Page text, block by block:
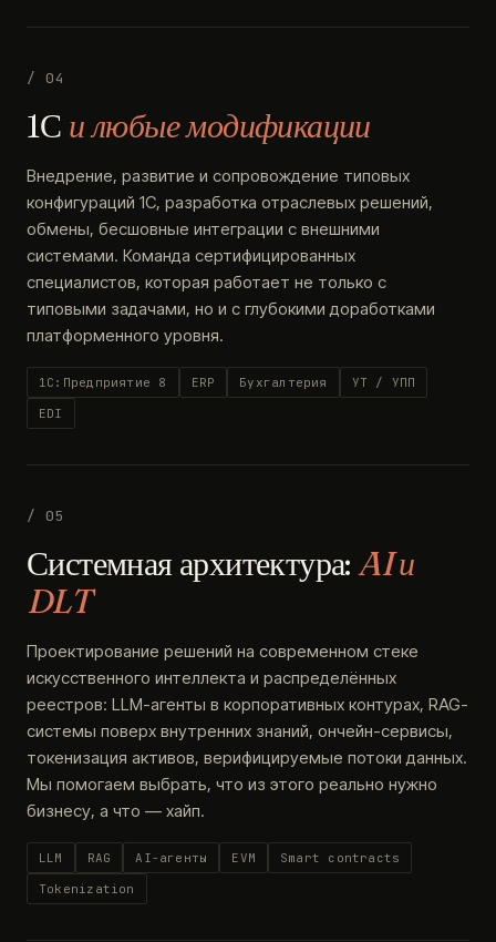
/ 04
1С и любые модификации
Внедрение, развитие и сопровождение типовых
конфигураций 1С, разработка отраслевых решений,
обмены, бесшовные интеграции с внешними
системами. Команда сертифицированных
специалистов, которая работает не только с
типовыми задачами, но и с глубокими доработками
платформенного уровня.
1С:Предприятие 8 ERP Бухгалтерия
УТ / УПП
EDI
/ 05
Системная архитектура:AI и
DLT
Проектирование решений на современном стеке
искусственного интеллекта и распределённых
реестров: LLM-агенты в корпоративных контурах, RAG-
системы поверх внутренних знаний, ончейн-сервисы,
токенизация активов, верифицируемые потоки данных.
Мы помогаем выбрать, что из этого реально нужно
бизнесу, а что — хайп.
LLM RAG AI-агенты EVM
Smart contracts
Tokenization